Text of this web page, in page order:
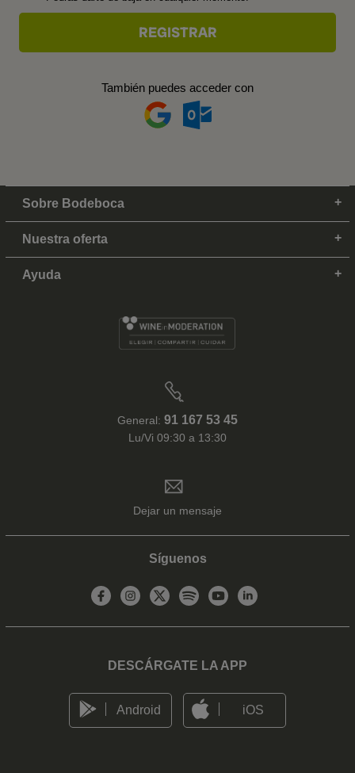
También puedes acceder con
Sobre Bodeboca
Nuestra oferta
Ayuda
General: 91 167 53 45
Lu/Vi 09:30 a 13:30
Dejar un mensaje
Síguenos
DESCÁRGATE LA APP
Android iOS